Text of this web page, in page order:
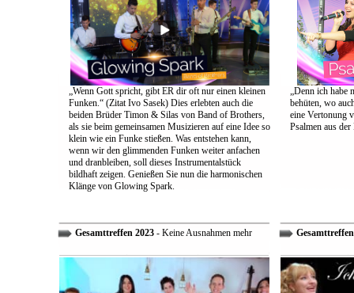
„Wenn Gott spricht, gibt ER dir oft nur einen kleinen
Funken.“ (Zitat Ivo Sasek) Dies erlebten auch die
beiden Brüder Timon & Silas von Band of Brothers,
als sie beim gemeinsamen Musizieren auf eine Idee so
klein wie ein Funke stießen. Was entstehen kann,
wenn wir den glimmenden Funken weiter anfachen
und dranbleiben, soll dieses Instrumentalstück
bildhaft zeigen. Genießen Sie nun die harmonischen
Klänge von Glowing Spark.
„Denn ich habe
behüten, wo
eine Vertonung
Psalmen aus
Gesamttreffen 2023- Keine Ausnahmen mehr